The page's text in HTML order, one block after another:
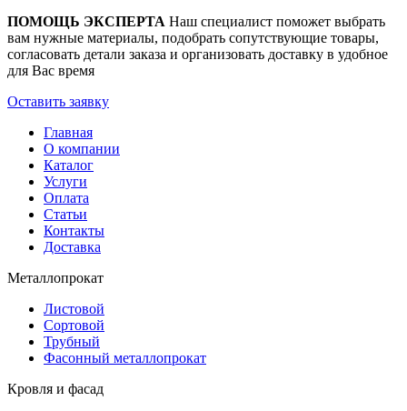
ПОМОЩЬ ЭКСПЕРТА Наш специалист поможет выбрать
вам нужные материалы, подобрать сопутствующие товары,
согласовать детали заказа и организовать доставку в удобное
для Вас время
Оставить заявку
Главная
О компании
Каталог
Услуги
Оплата
Статьи
Контакты
Доставка
Металлопрокат
Листовой
Сортовой
Трубный
Фасонный металлопрокат
Кровля и фасад